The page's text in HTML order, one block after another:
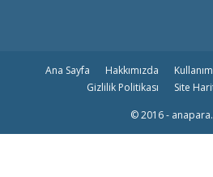
Ana Sayfa Hakkımızda
Gizlilik Politikası
Site
© 2016 -